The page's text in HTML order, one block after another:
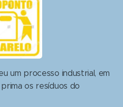
um processo industrial, em
os resíduos do